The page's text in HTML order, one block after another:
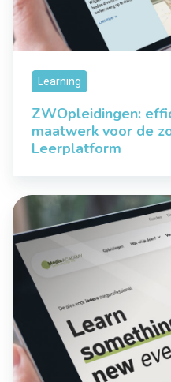
Learning
ZWOpleidingen:
maatwerk voor de
Leerplatform